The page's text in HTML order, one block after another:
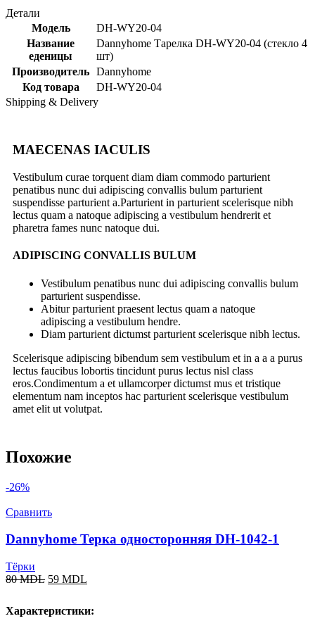
Детали
Модель
DH-WY20-04
Название
еденицы
Dannyhome Тарелка DH-WY20-04 (стекло 4
шт)
Производитель Dannyhome
Код товара
DH-WY20-04
Shipping & Delivery
MAECENAS IACULIS
Vestibulum curae torquent diam diam commodo parturient
penatibus nunc dui adipiscing convallis bulum parturient
suspendisse parturient a.Parturient in parturient scelerisque nibh
lectus quam a natoque adipiscing a vestibulum hendrerit et
pharetra fames nunc natoque dui.
ADIPISCING CONVALLIS BULUM
Vestibulum penatibus nunc dui adipiscing convallis bulum
parturient suspendisse.
Abitur parturient praesent lectus quam a natoque
adipiscing a vestibulum hendre.
Diam parturient dictumst parturient scelerisque nibh lectus.
Scelerisque adipiscing bibendum sem vestibulum et in a a a purus
lectus faucibus lobortis tincidunt purus lectus nisl class
eros.Condimentum a et ullamcorper dictumst mus et tristique
elementum nam inceptos hac parturient scelerisque vestibulum
amet elit ut volutpat.
Похожие
-26%
Сравнить
Dannyhome Терка односторонняя DH-1042-1
Тёрки
80MDL 59 MDL
Характеристики: